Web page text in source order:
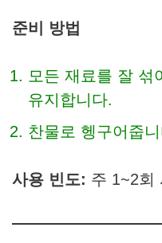
준비 방법
모든 재료를 잘 섞
유지합니다.
찬물로 헹구어줍
사용 빈도: 주 1~2회